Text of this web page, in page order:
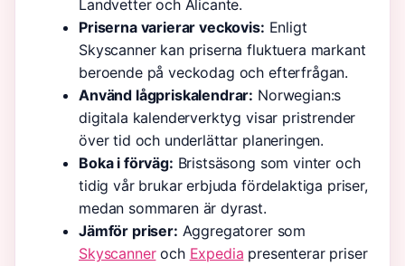
Landvetter och Alicante.
Priserna varierar veckovis: Enligt
Skyscanner kan priserna fluktuera markant
beroende på veckodag och efterfrågan.
Använd lågpriskalendrar: Norwegian:s
digitala kalenderverktyg visar pristrender
över tid och underlättar planeringen.
Boka i förväg: Bristsäsong som vinter och
tidig vår brukar erbjuda fördelaktiga priser,
medan sommaren är dyrast.
Jämför priser: Aggregatorer som
Skyscanneroch Expedia presenterar priser